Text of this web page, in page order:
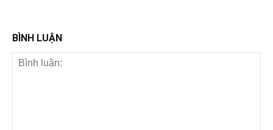
BÌNH LUẬN